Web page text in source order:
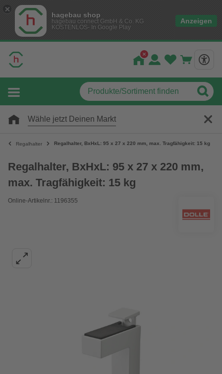
hagebau shop
hagebau connect GmbH & Co. KG
KOSTENLOS- In Google Play
Anzeigen
Wähle jetzt Deinen Markt
Regalhalter Regalhalter, BxHxL: 95 x 27 x 220 mm, max. Tragfähigkeit: 15 kg
Regalhalter, BxHxL: 95 x 27 x 220 mm,
max. Tragfähigkeit: 15 kg
Online-Artikelnr.: 1196355